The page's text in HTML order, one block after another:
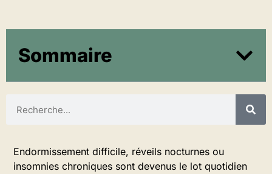
Sommaire
Endormissement difficile, réveils nocturnes ou
insomnies chroniques sont devenus le lot quotidien